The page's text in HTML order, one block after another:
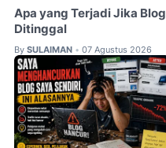
Apa yang Terjadi Jika Blog
Ditinggal
By SULAIMAN • 07 Agustus 2026